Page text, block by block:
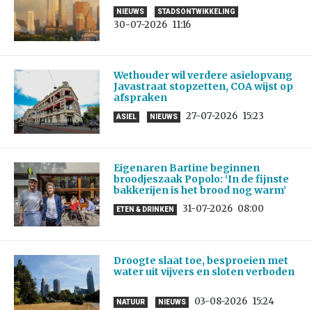
NIEUWS STADSONTWIKKELING
30-07-2026 11:16
Wethouder wil verdere asielopvang
Javastraat stopzetten, COA wijst op
afspraken
ASIEL NIEUWS 27-07-2026 15:23
Eigenaren Bartine beginnen
broodjeszaak Popolo: ‘In de fijnste
bakkerijen is het brood nog warm’
ETEN & DRINKEN 31-07-2026 08:00
Droogte slaat toe, besproeien met
water uit vijvers en sloten verboden
NATUUR NIEUWS 03-08-2026 15:24